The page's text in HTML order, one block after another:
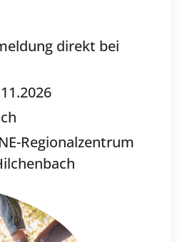
direkt bei
Regionalzentrum